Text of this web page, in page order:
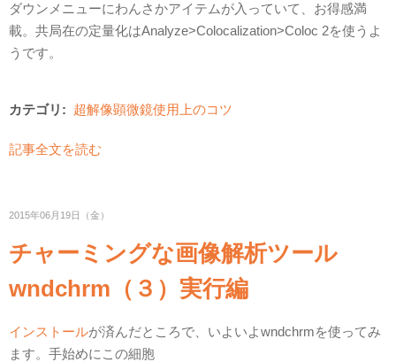
ダウンメニューにわんさかアイテムが入っていて、お得感満
載。共局在の定量化はAnalyze>Colocalization>Coloc 2を使うよ
うです。
カテゴリ: 超解像顕微鏡使用上のコツ
記事全文を読む
2015年06月19日（金）
チャーミングな画像解析ツール
wndchrm（３）実行編
インストールが済んだところで、いよいよwndchrmを使ってみ
ます。手始めにこの細胞